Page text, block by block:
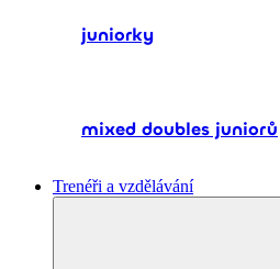
juniorky
mixed doubles juniorů
Trenéři a vzdělávání